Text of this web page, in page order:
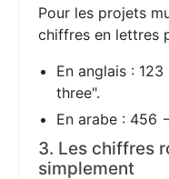
Pour les projets
chiffres en lettres
En anglais :
three".
3. Les chiffres
simplement